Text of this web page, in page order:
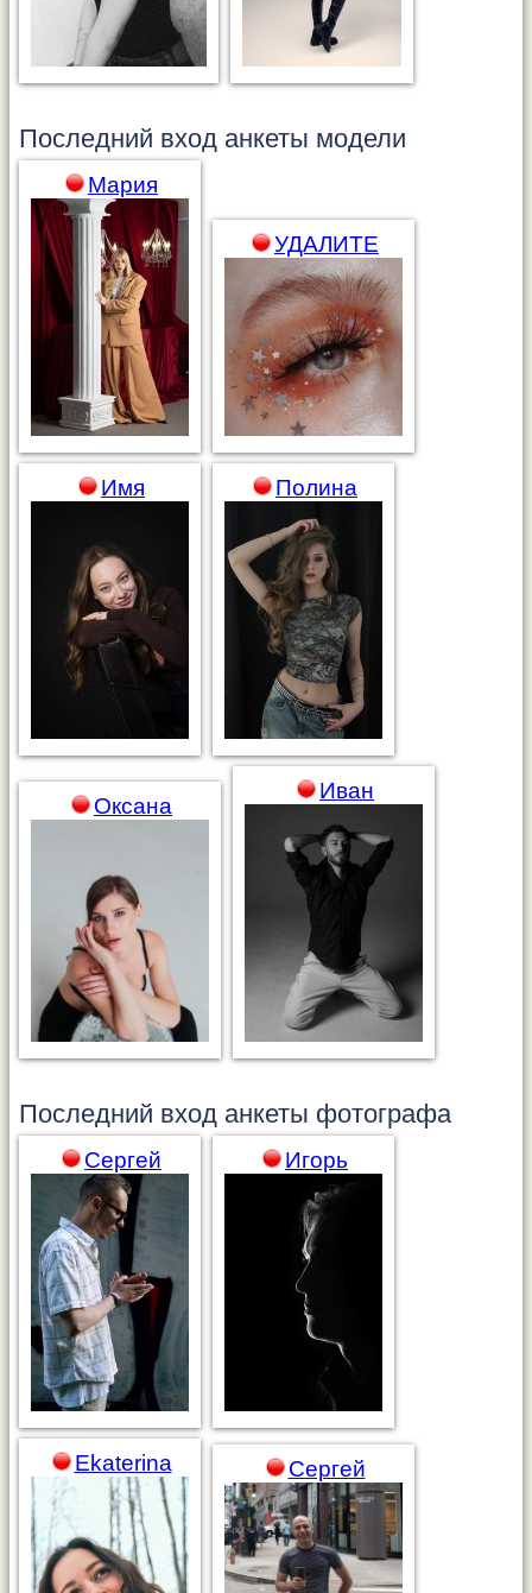
Последний вход анкеты модели
Мария
УДАЛИТЕ
Имя Полина
Оксана
Иван
Последний вход анкеты фотографа
Сергей Игорь
Ekaterina Сергей